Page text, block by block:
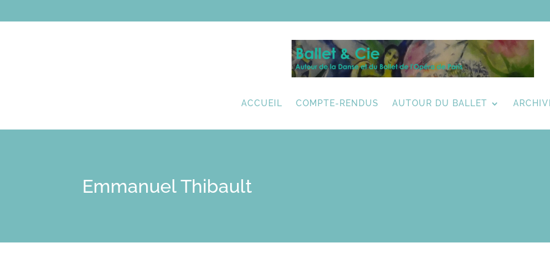
ACCUEIL COMPTE-RENDUS AUTOUR DU BALLET
Emmanuel Thibault